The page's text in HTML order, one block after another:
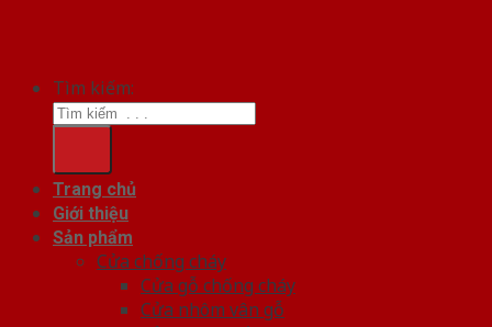
Tìm kiếm:
Trang chủ
Giới thiệu
Sản phẩm
Cửa chống cháy
Cửa gỗ chống cháy
Cửa nhôm vân gỗ